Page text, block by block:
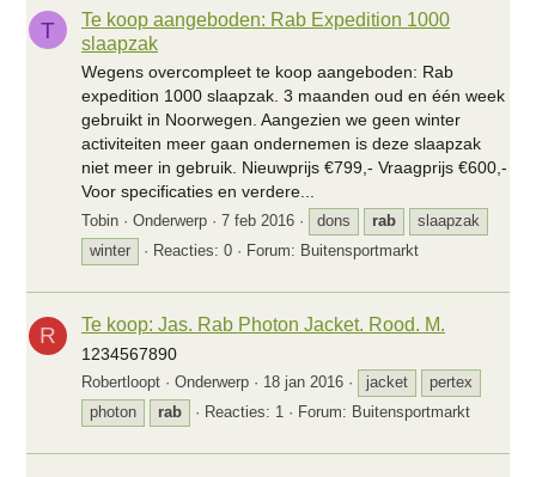
T
Te koop aangeboden: Rab Expedition 1000
slaapzak
Wegens overcompleet te koop aangeboden: Rab
expedition 1000 slaapzak. 3 maanden oud en één week
gebruikt in Noorwegen. Aangezien we geen winter
activiteiten meer gaan ondernemen is deze slaapzak
niet meer in gebruik. Nieuwprijs €799,- Vraagprijs €600,-
Voor specificaties en verdere...
Tobin Onderwerp 7 feb 2016 dons rab
slaapzak
winter
Reacties: 0 Forum: Buitensportmarkt
R Te koop: Jas. Rab Photon Jacket. Rood. M.
1234567890
Robertloopt Onderwerp 18 jan 2016 jacket
pertex
photon
rab Reacties: 1 Forum: Buitensportmarkt